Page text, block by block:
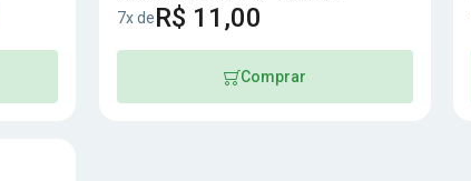
Administrativo
7x deR$ 11,00
Comprar